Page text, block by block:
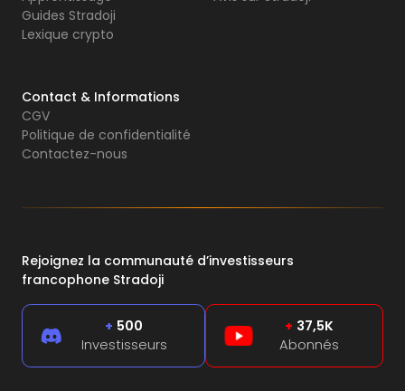
Guides Stradoji
Lexique crypto
Contact & Informations
CGV
Politique de confidentialité
Contactez-nous
Rejoignez la communauté d’investisseurs
francophone Stradoji
+ 500
Investisseurs
+ 37,5K
Abonnés